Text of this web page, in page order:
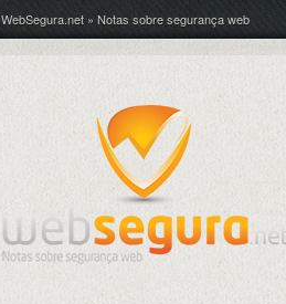
WebSegura.net » Notas sobre segurança web